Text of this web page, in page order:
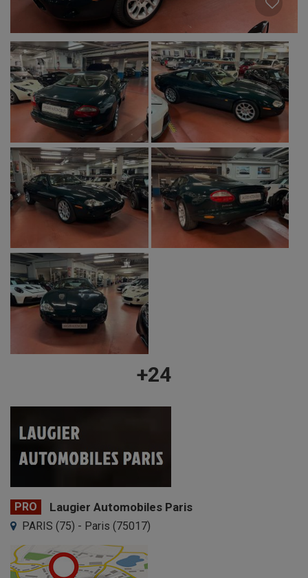
+24
PRO Laugier Automobiles Paris
PARIS (75) - Paris (75017)